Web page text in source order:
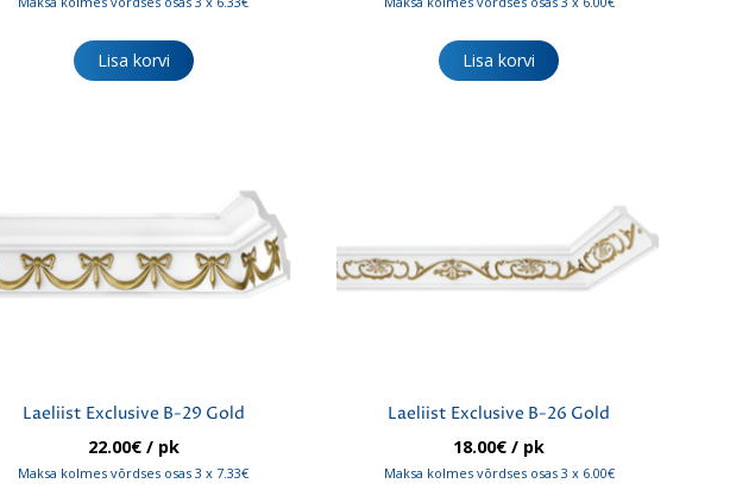
Lisa korvi Lisa korvi
Laeliist Exclusive B-29 Gold
22.00€/ pk
Maksa kolmes võrdses osas 3 x 7.33€
Laeliist Exclusive B-26 Gold
18.00€ / pk
Maksa kolmes võrdses osas 3 x 6.00€